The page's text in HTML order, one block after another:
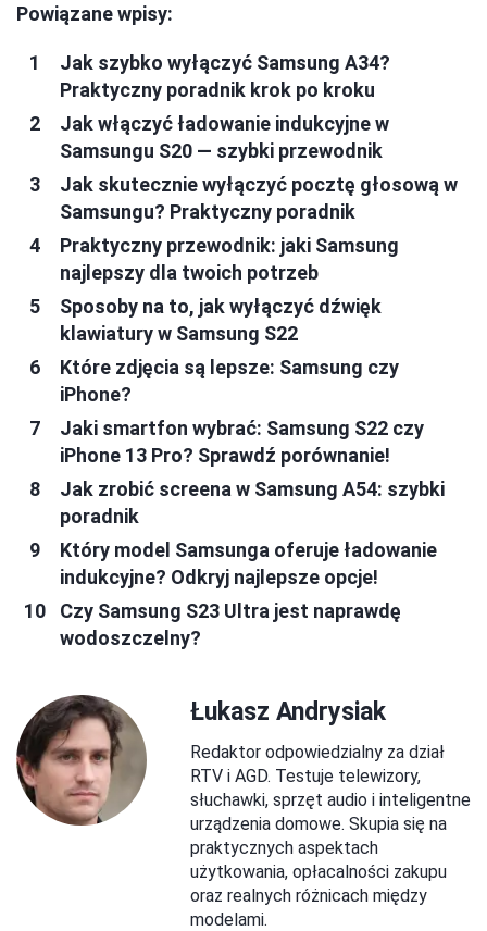
Powiązane wpisy:
Jak szybko wyłączyć Samsung A34?
Praktyczny poradnik krok po kroku
Jak włączyć ładowanie indukcyjne w
Samsungu S20 — szybki przewodnik
Jak skutecznie wyłączyć pocztę głosową w
Samsungu? Praktyczny poradnik
Praktyczny przewodnik: jaki Samsung
najlepszy dla twoich potrzeb
Sposoby na to, jak wyłączyć dźwięk
klawiatury w Samsung S22
Które zdjęcia są lepsze: Samsung czy
iPhone?
Jaki smartfon wybrać: Samsung S22 czy
iPhone 13 Pro? Sprawdź porównanie!
Jak zrobić screena w Samsung A54: szybki
poradnik
Który model Samsunga oferuje ładowanie
indukcyjne? Odkryj najlepsze opcje!
Czy Samsung S23 Ultra jest naprawdę
wodoszczelny?
Łukasz Andrysiak
Redaktor odpowiedzialny za dział
RTV i AGD. Testuje telewizory,
słuchawki, sprzęt audio i inteligentne
urządzenia domowe. Skupia się na
praktycznych aspektach
użytkowania, opłacalności zakupu
oraz realnych różnicach między
modelami.